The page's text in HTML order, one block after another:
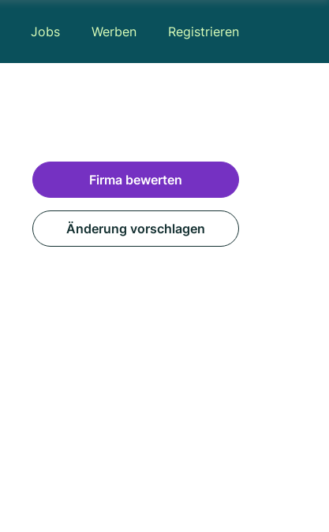
Jobs Werben Registrieren
Firma bewerten
Änderung vorschlagen